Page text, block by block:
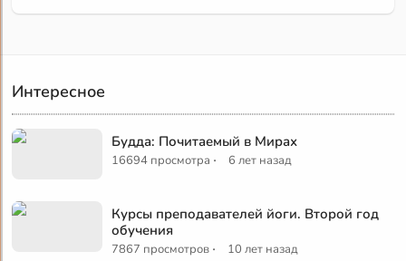
Интересное
Будда: Почитаемый в Мирах
16694 просмотра · 6 лет назад
Курсы преподавателей йоги. Второй год
обучения
7867 просмотров · 10 лет назад